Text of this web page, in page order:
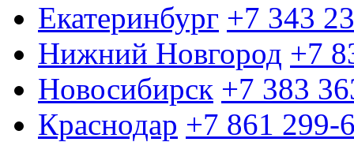
Екатеринбург +7 343
Нижний Новгород +7
Новосибирск +7 383
Краснодар +7 861 299-